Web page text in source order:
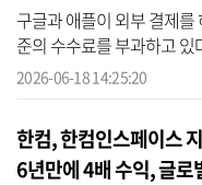
구글과 애플이 외부 결제
준의 수수료를 부과하고
결제 환경 조성을 촉구하고
2026-06-18 14:25:20
한컴, 한컴인스페이스
6년만에 4배 수익, 글로